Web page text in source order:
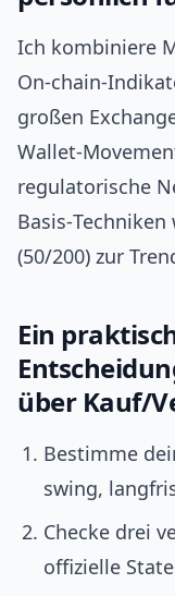
Ich kombiniere
großen
regulatorische
(50/200) zur
Ein
über Kauf/
Bestimme
swing,
Checke drei
offizielle